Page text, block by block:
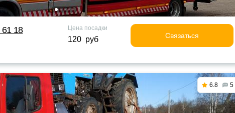
18 Цена посадки
120 руб Связаться
6.8 5